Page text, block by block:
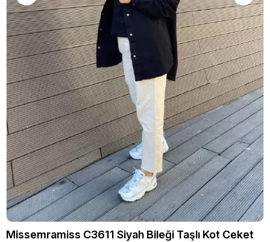
Missemramiss C3611 Siyah Bileği Taşlı Kot Ceket